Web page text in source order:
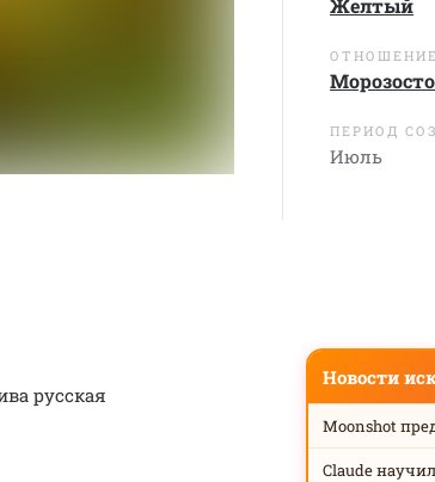
Желтый
ПЕРИОД
Июль
русская
Новости
Moonshot
Claude